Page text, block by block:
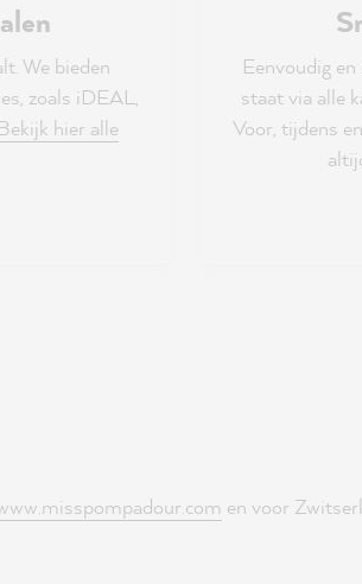
We bieden
zoals iDEAL,
hier alle
Eenvoudig
staat via alle
Voor, tijdens
en voor